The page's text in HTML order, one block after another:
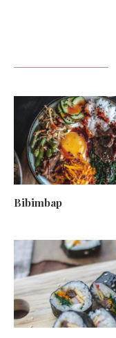
Bibimbap